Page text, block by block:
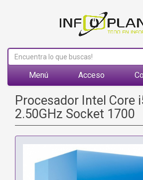
Menú Acceso
Procesador Intel Core
2.50GHz Socket 1700